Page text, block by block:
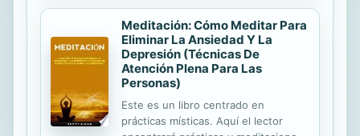
sencllos encantamientos que se
pueden realizar en poo tiempo y en
cualquier lugar. Gracias a un lstado
de hechizos útiles para todo tipo de
necesdades, cada día puedes elegir
si potenciar tu lao angélico o
disfrutar de tu personalidad más
trviesa. Hechizos atrevidos/Hechizos
Meditación: Cómo Meditar Para
Eliminar La Ansiedad Y La
Depresión (Técnicas De
Atención Plena Para Las
Personas)
Este es un libro centrado en
prácticas místicas. Aquí el lector